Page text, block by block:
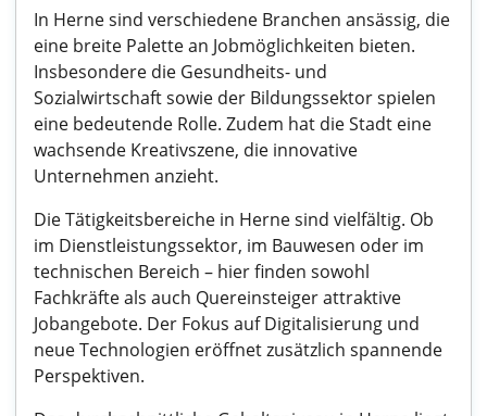
In Herne sind verschiedene Branchen ansässig, die
eine breite Palette an Jobmöglichkeiten bieten.
Insbesondere die Gesundheits- und
Sozialwirtschaft sowie der Bildungssektor spielen
eine bedeutende Rolle. Zudem hat die Stadt eine
wachsende Kreativszene, die innovative
Unternehmen anzieht.
Die Tätigkeitsbereiche in Herne sind vielfältig. Ob
im Dienstleistungssektor, im Bauwesen oder im
technischen Bereich – hier finden sowohl
Fachkräfte als auch Quereinsteiger attraktive
Jobangebote. Der Fokus auf Digitalisierung und
neue Technologien eröffnet zusätzlich spannende
Perspektiven.